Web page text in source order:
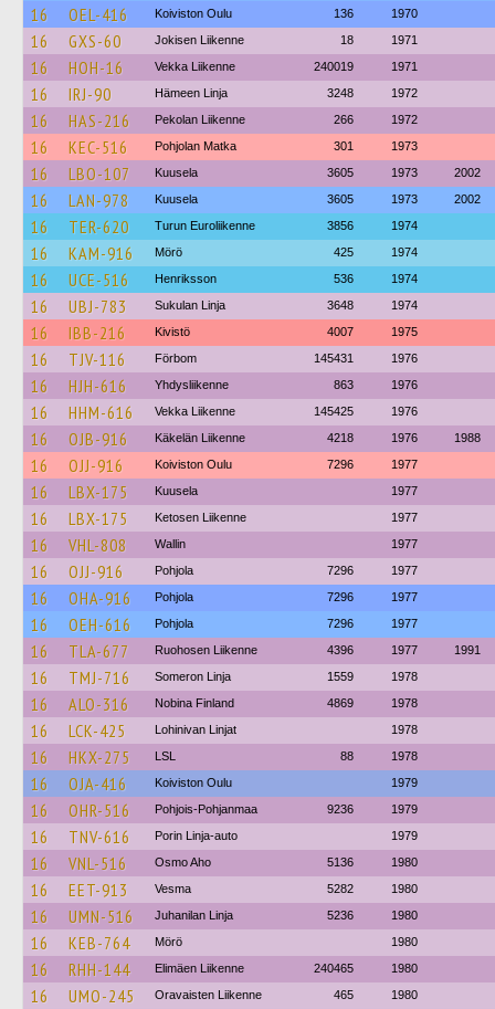
16 OEL-416 Koiviston Oulu 136 1970
16 GXS-60 Jokisen Liikenne 18 1971
16 HOH-16 Vekka Liikenne 240019 1971
16 IRJ-90 Hämeen Linja 3248 1972
16 HAS-216 Pekolan Liikenne 266 1972
16 KEC-516 Pohjolan Matka 301 1973
16 LBO-107 Kuusela 3605 1973 2002
16 LAN-978 Kuusela 3605 1973 2002
16 TER-620 Turun Euroliikenne 3856 1974
16 KAM-916 Mörö 425 1974
16 UCE-516 Henriksson 536 1974
16 UBJ-783 Sukulan Linja 3648 1974
16 IBB-216 Kivistö 4007 1975
16 TJV-116 Förbom 145431 1976
16 HJH-616 Yhdysliikenne 863 1976
16 HHM-616 Vekka Liikenne 145425 1976
16 OJB-916 Käkelän Liikenne 4218 1976 1988
16 OJJ-916 Koiviston Oulu 7296 1977
16 LBX-175 Kuusela 1977
16 LBX-175 Ketosen Liikenne 1977
16 VHL-808 Wallin 1977
16 OJJ-916 Pohjola 7296 1977
16 OHA-916 Pohjola 7296 1977
16 OEH-616 Pohjola 7296 1977
16 TLA-677 Ruohosen Liikenne 4396 1977 1991
16 TMJ-716 Someron Linja 1559 1978
16 ALO-316 Nobina Finland 4869 1978
16 LCK-425 Lohinivan Linjat 1978
16 HKX-275 LSL 88 1978
16 OJA-416 Koiviston Oulu 1979
16 OHR-516 Pohjois-Pohjanmaa 9236 1979
16 TNV-616 Porin Linja-auto 1979
16 VNL-516 Osmo Aho 5136 1980
16 EET-913 Vesma 5282 1980
16 UMN-516 Juhanilan Linja 5236 1980
16 KEB-764 Mörö 1980
16 RHH-144 Elimäen Liikenne 240465 1980
16 UMO-245 Oravaisten Liikenne 465 1980